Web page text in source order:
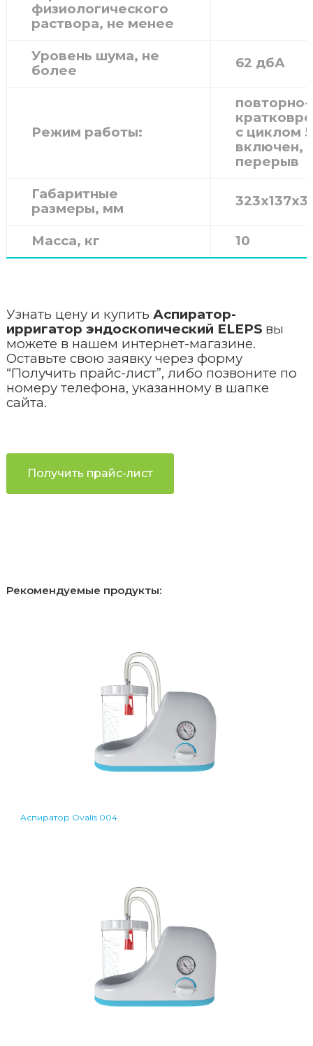
физиологического
раствора, не менее
Уровень шума, не
более
62 дбА
Режим работы:
повторно-
с циклом
включен,
перерыв
Габаритные
размеры, мм
Масса, кг 10
Узнать цену и купить Аспиратор-
ирригатор эндоскопический ELEPSвы
можете в нашем интернет-магазине.
Оставьте свою заявку через форму
“Получить прайс-лист”, либо позвоните по
номеру телефона, указанному в шапке
сайта.
Получить прайс-лист
Рекомендуемые продукты:
Аспиратор Ovalis 004